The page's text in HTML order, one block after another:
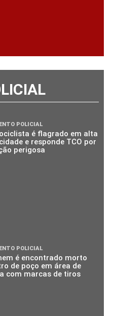
POLICIAL
é flagrado em alta
e responde TCO por
perigosa
POLICIAL
é encontrado morto
de poço em área de
com marcas de tiros